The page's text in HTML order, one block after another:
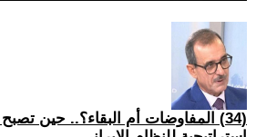
(34) المفاوضات أم البقاء؟.. حين